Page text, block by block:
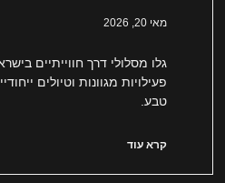
מאי 20, 2026
גלו מסלולי דרך חווייתיים
פעילויות מגוונות וטיולים
טבע.
קרא עוד